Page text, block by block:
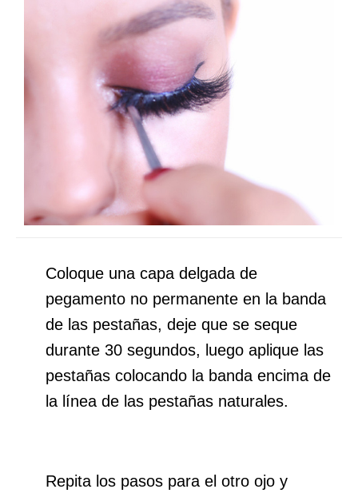
Coloque una capa delgada de
pegamento no permanente en la banda
de las pestañas, deje que se seque
durante 30 segundos, luego aplique las
pestañas colocando la banda encima de
la línea de las pestañas naturales.
Repita los pasos para el otro ojo y